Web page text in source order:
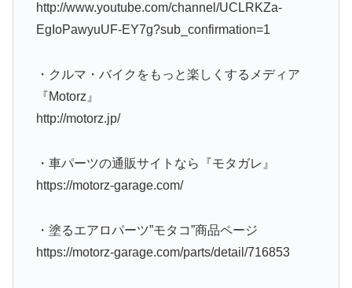
http://www.youtube.com/channel/UCLRKZa-
EgIoPawyuUF-EY7g?sub_confirmation=1
・クルマ・バイクをもっと楽しくするメディア
『Motorz』
http://motorz.jp/
・車パーツの通販サイトなら『モタガレ』
https://motorz-garage.com/
・塗るエアロパーツ”モタコ”商品ページ
https://motorz-garage.com/parts/detail/716853